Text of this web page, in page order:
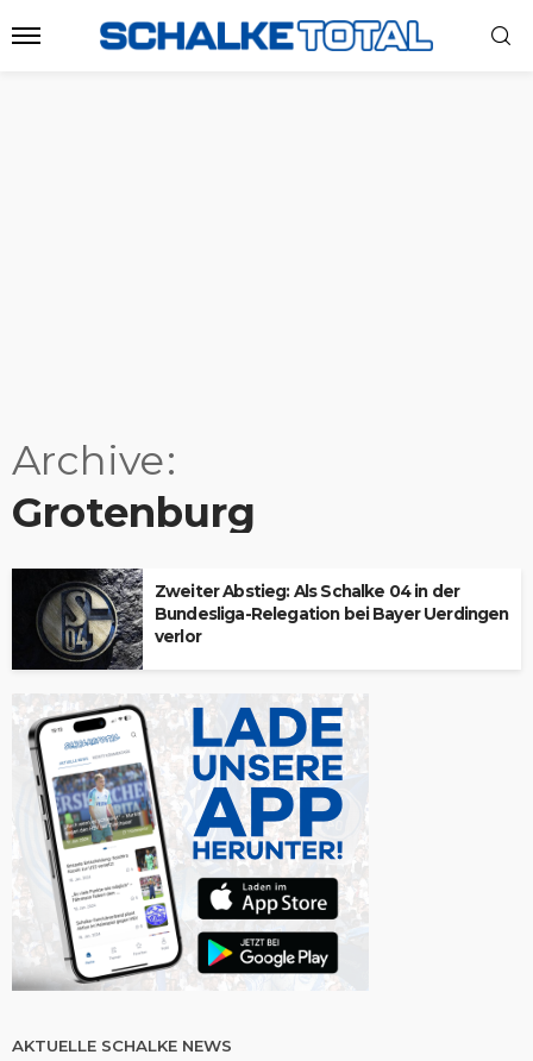
Archive
Grotenburg
Zweiter Abstieg: Als Schalke 04 in der
Bundesliga-Relegation bei Bayer Uerdingen
verlor
AKTUELLE SCHALKE NEWS